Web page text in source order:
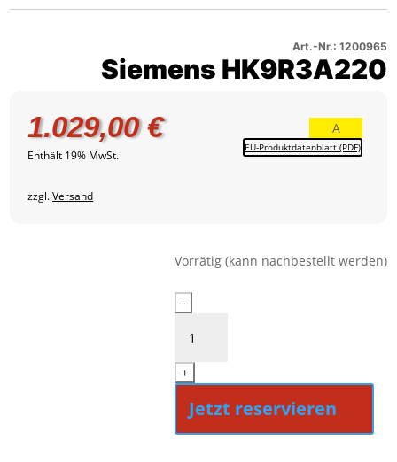
2
Art.-Nr.: 1200965
Siemens HK9R3A220
1.029,00€
Enthält 19% MwSt.
zzgl.Versand
A
EU-Produktdatenblatt (PDF)
Vorrätig (kann nachbestellt werden)
Siemens
Menge
-
+
Jetzt reservieren